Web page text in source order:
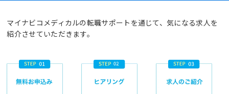
マイナビコメディカルの転職サポートを通じて、気になる求人を
紹介させていただきます。